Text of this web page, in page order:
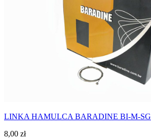
LINKA HAMULCA BARADINE BI-M-SG
8,00 zł